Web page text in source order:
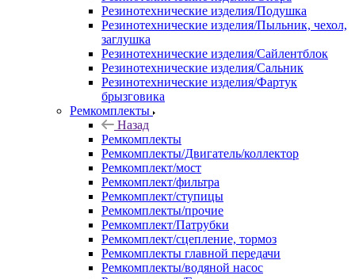
Резинотехнические изделия/Подушка
Резинотехнические изделия/Пыльник, чехол,
заглушка
Резинотехнические изделия/Сайлентблок
Резинотехнические изделия/Сальник
Резинотехнические изделия/Фартук
брызговика
Ремкомплекты
Назад
Ремкомплекты
Ремкомплекты/Двигатель/коллектор
Ремкомплект/мост
Ремкомплект/фильтра
Ремкомплект/ступицы
Ремкомплекты/прочие
Ремкомплект/Патрубки
Ремкомплект/сцепление, тормоз
Ремкомплекты главной передачи
Ремкомплекты/водяной насос